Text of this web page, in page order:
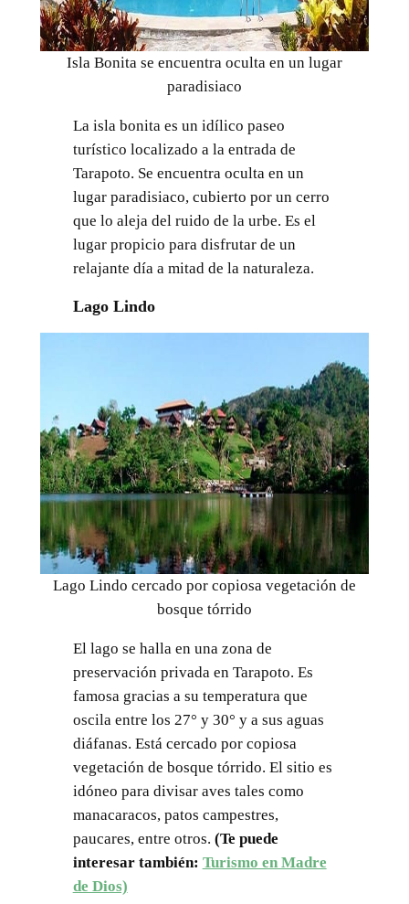
Isla Bonita se encuentra oculta en un lugar
paradisiaco
La isla bonita es un idílico paseo
turístico localizado a la entrada de
Tarapoto. Se encuentra oculta en un
lugar paradisiaco, cubierto por un cerro
que lo aleja del ruido de la urbe. Es el
lugar propicio para disfrutar de un
relajante día a mitad de la naturaleza.
Lago Lindo
Lago Lindo cercado por copiosa vegetación de
bosque tórrido
El lago se halla en una zona de
preservación privada en Tarapoto. Es
famosa gracias a su temperatura que
oscila entre los 27° y 30° y a sus aguas
diáfanas. Está cercado por copiosa
vegetación de bosque tórrido. El sitio es
idóneo para divisar aves tales como
manacaracos, patos campestres,
paucares, entre otros. (Te puede
interesar también: Turismo en Madre
de Dios)